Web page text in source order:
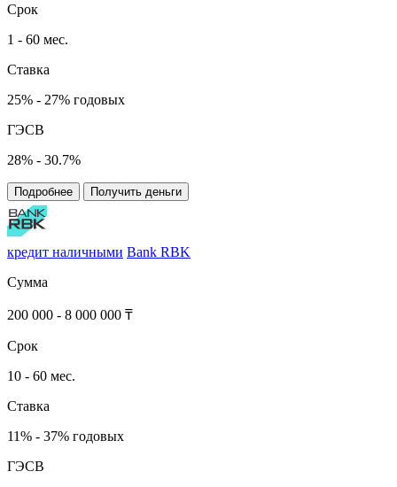
Срок
1 - 60 мес.
Ставка
25% - 27% годовых
ГЭСВ
28% - 30.7%
Подробнее Получить деньги
кредит наличными Bank RBK
Сумма
200 000 - 8 000 000 ₸
Срок
10 - 60 мес.
Ставка
11% - 37% годовых
ГЭСВ